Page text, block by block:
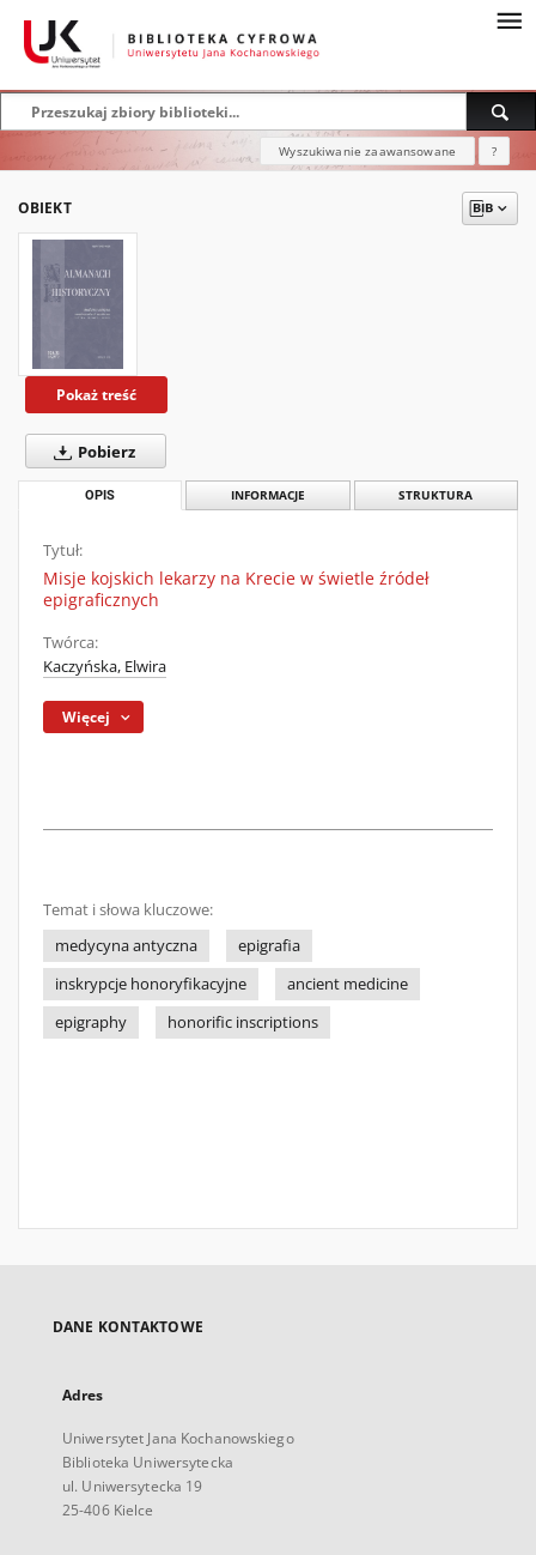
Wyszukiwanie zaawansowane ?
OBIEKT
Pokaż treść
Pobierz
OPIS INFORMACJE STRUKTURA
Tytuł:
Misje kojskich lekarzy na Krecie w świetle źródeł
epigraficznych
Twórca:
Kaczyńska, Elwira
Więcej
Temat i słowa kluczowe:
medycyna antyczna
epigrafia
inskrypcje honoryfikacyjne
ancient medicine
epigraphy
honorific inscriptions
DANE KONTAKTOWE
Adres
Uniwersytet Jana Kochanowskiego
Biblioteka Uniwersytecka
ul. Uniwersytecka 19
25-406 Kielce